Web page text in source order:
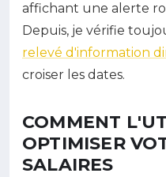
affichant une alerte
Depuis, je vérifie
relevé d'information
croiser les dates.
COMMENT
OPTIMISER
SALAIRES